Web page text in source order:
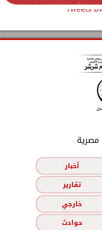
Tweets
مصرية
أخبار
تقارير
خارجي
حوادث